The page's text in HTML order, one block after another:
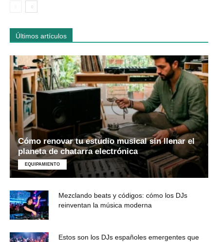
Últimos artículos
Cómo renovar tu estudio musical sin llenar el
planeta de chatarra electrónica
EQUIPAMIENTO
Mezclando beats y códigos: cómo los DJs
reinventan la música moderna
Estos son los DJs españoles emergentes que